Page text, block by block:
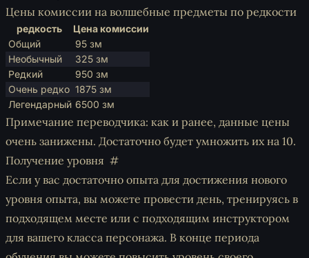
Цены комиссии на волшебные предметы по редкости
редкость
Цена комиссии
Общий
95 зм
Необычный
325 зм
Редкий
950 зм
Очень редко 1875 зм
Легендарный 6500 зм
Примечание переводчика: как и ранее, данные цены
очень занижены. Достаточно будет умножить их на 10.
Получение уровня
Если у вас достаточно опыта для достижения нового
уровня опыта, вы можете провести день, тренируясь в
подходящем месте или с подходящим инструктором
для вашего класса персонажа. В конце периода